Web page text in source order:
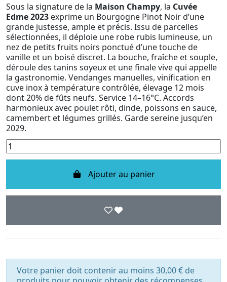
Sous la signature de la Maison Champy, la Cuvée
Edme 2023 exprime un Bourgogne Pinot Noir d’une
grande justesse, ample et précis. Issu de parcelles
sélectionnées, il déploie une robe rubis lumineuse, un
nez de petits fruits noirs ponctué d’une touche de
vanille et un boisé discret. La bouche, fraîche et souple,
déroule des tanins soyeux et une finale vive qui appelle
la gastronomie. Vendanges manuelles, vinification en
cuve inox à température contrôlée, élevage 12 mois
dont 20% de fûts neufs. Service 14–16°C. Accords
harmonieux avec poulet rôti, dinde, poissons en sauce,
camembert et légumes grillés. Garde sereine jusqu’en
2029.
Ajouter au panier
Votre panier doit contenir au moins 30,00 € de